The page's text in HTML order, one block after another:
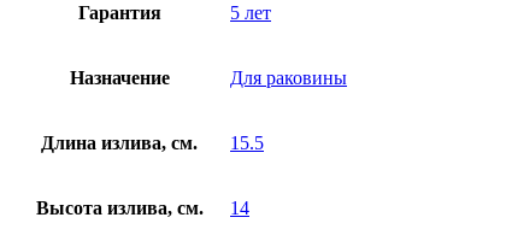
Гарантия 5 лет
Назначение Для раковины
Длина излива, см. 15.5
Высота излива, см. 14